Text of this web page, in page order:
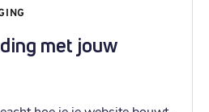
met jouw